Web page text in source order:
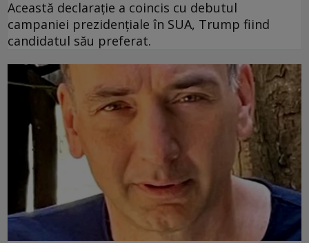
Această declarație a coincis cu debutul
campaniei prezidențiale în SUA, Trump fiind
candidatul său preferat.